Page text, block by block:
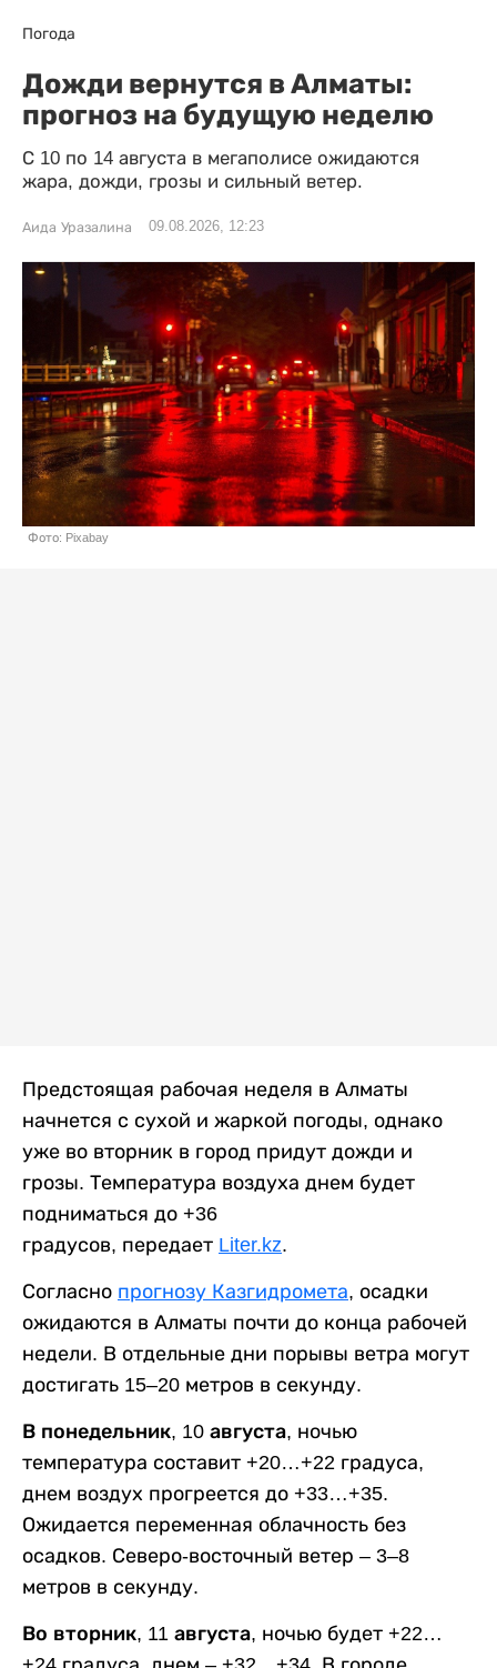
Погода
Дожди вернутся в Алматы:
прогноз на будущую неделю
С 10 по 14 августа в мегаполисе ожидаются
жара, дожди, грозы и сильный ветер.
Аида Уразалина 09.08.2026, 12:23
Фото: Pixabay
Предстоящая рабочая неделя в Алматы
начнется с сухой и жаркой погоды, однако
уже во вторник в город придут дожди и
грозы. Температура воздуха днем будет
подниматься до +36
градусов, передает Liter.kz.
Согласно прогнозу Казгидромета, осадки
ожидаются в Алматы почти до конца рабочей
недели. В отдельные дни порывы ветра могут
достигать 15–20 метров в секунду.
В понедельник, 10 августа, ночью
температура составит +20…+22 градуса,
днем воздух прогреется до +33…+35.
Ожидается переменная облачность без
осадков. Северо-восточный ветер – 3–8
метров в секунду.
Во вторник, 11 августа, ночью будет +22…